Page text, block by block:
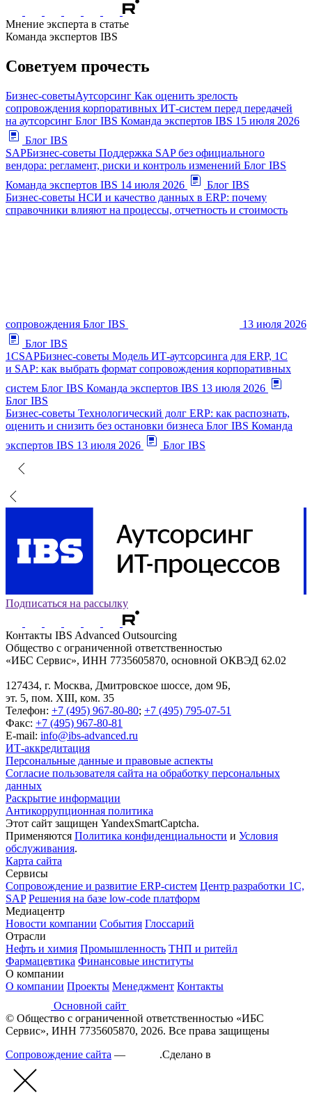
Мнение эксперта в статье
Команда экспертов IBS
Советуем прочесть
Бизнес-советыАутсорсинг Как оценить зрелость
сопровождения корпоративных ИТ-систем перед передачей
на аутсорсинг Блог IBS Команда экспертов IBS 15 июля 2026
Блог IBS
SAPБизнес-советы Поддержка SAP без официального
вендора: регламент, риски и контроль изменений Блог IBS
Команда экспертов IBS 14 июля 2026
Блог IBS
Бизнес-советы НСИ и качество данных в ERP: почему
справочники влияют на процессы, отчетность и стоимость
сопровождения Блог IBS
13 июля 2026
Блог IBS
1CSAPБизнес-советы Модель ИТ-аутсорсинга для ERP, 1С
и SAP: как выбрать формат сопровождения корпоративных
систем Блог IBS Команда экспертов IBS 13 июля 2026
Блог IBS
Бизнес-советы Технологический долг ERP: как распознать,
оценить и снизить без остановки бизнеса Блог IBS Команда
экспертов IBS 13 июля 2026 Блог IBS
Подписаться на рассылку
Контакты IBS Advanced Outsourcing
Общество с ограниченной ответственностью
«ИБС Сервис», ИНН 7735605870, основной ОКВЭД 62.02
127434, г. Москва, Дмитровское шоссе, дом 9Б,
эт. 5, пом. XIII, ком. 35
Телефон: +7 (495) 967-80-80; +7 (495) 795-07-51
Факс: +7 (495) 967-80-81
E-mail: info@ibs-advanced.ru
ИТ-аккредитация
Персональные данные и правовые аспекты
Согласие пользователя сайта на обработку персональных
данных
Раскрытие информации
Антикоррупционная политика
Этот сайт защищен YandexSmartCaptcha.
Применяются Политика конфиденциальности и Условия
обслуживания.
Карта сайта
Сервисы
Сопровождение и развитие ERP-систем Центр разработки 1С,
SAP Решения на базе low-code платформ
Медиацентр
Новости компании События Глоссарий
Отрасли
Нефть и химия Промышленность ТНП и ритейл
Фармацевтика Финансовые институты
О компании
О компании Проекты Менеджмент Контакты
Основной сайт
© Общество с ограниченной ответственностью «ИБС
Сервис», ИНН 7735605870, 2026. Все права защищены
Сопровождение сайта — .Сделано в